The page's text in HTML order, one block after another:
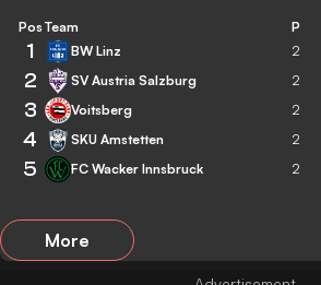
Pos Team P
1 BW Linz 2
2 SV Austria Salzburg 2
3 Voitsberg 2
4 SKU Amstetten 2
5 FC Wacker Innsbruck 2
More